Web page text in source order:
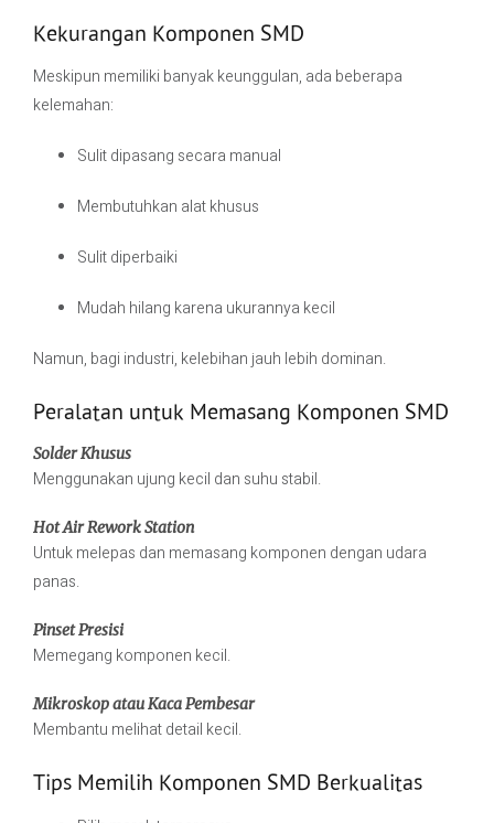
Kekurangan Komponen SMD
Meskipun memiliki banyak keunggulan, ada beberapa
kelemahan:
Sulit dipasang secara manual
Membutuhkan alat khusus
Sulit diperbaiki
Mudah hilang karena ukurannya kecil
Namun, bagi industri, kelebihan jauh lebih dominan.
Peralatan untuk Memasang Komponen SMD
Solder Khusus
Menggunakan ujung kecil dan suhu stabil.
Hot Air Rework Station
Untuk melepas dan memasang komponen dengan udara
panas.
Pinset Presisi
Memegang komponen kecil.
Mikroskop atau Kaca Pembesar
Membantu melihat detail kecil.
Tips Memilih Komponen SMD Berkualitas